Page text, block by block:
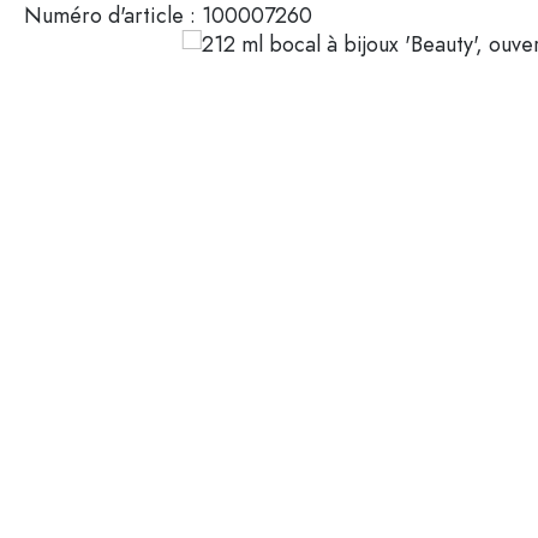
Contenants cosmétiques
Bouteilles en verre 100 ml
Numéro d'article : 100007260